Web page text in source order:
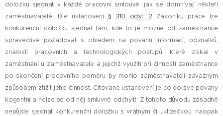
doložku sjednat v každé pracovní smlouvě, jak se domnívají někteří
zaměstnavatelé. Dle ustanovení§ 310 odst. 2 Zákoníku práce lze
konkurenční doložku sjednat tam, kde to je možné od zaměstnance
spravedlivě požadovat s ohledem na povahu informací, poznatků,
znalostí pracovních a technologických postupů, které získal v
zaměstnání u zaměstnavatele a jejichž využití při činnosti zaměstnance
po skončení pracovního poměru by mohlo zaměstnavateli závažným
způsobem ztížit jeho činnost. Citované ustanovení je co do své povahy
kogentní a nelze se od něj smluvně odchýlit. Z tohoto důvodu zásadně
nepůjde sjednat konkurenční doložku s vrátným či uklízečkou, naopak